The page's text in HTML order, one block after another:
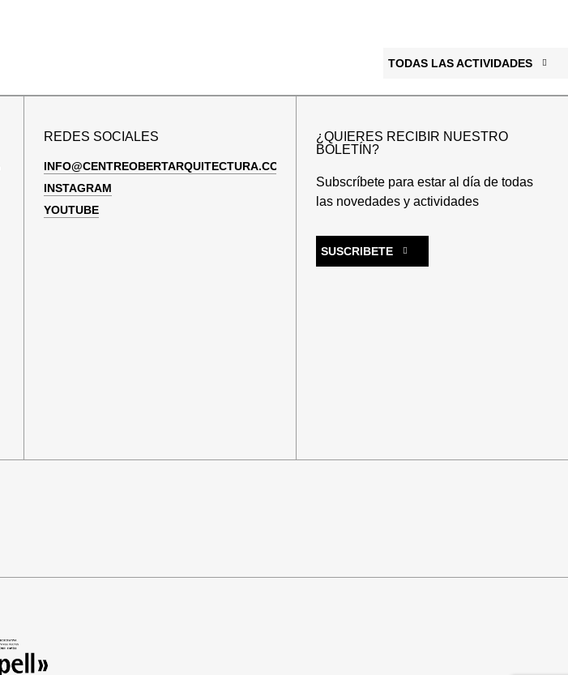
TODAS LAS ACTIVIDADES
REDES SOCIALES
INFO@CENTREOBERTARQUITECTURA.COM
INSTAGRAM
YOUTUBE
¿QUIERES RECIBIR NUESTRO
BOLETÍN?
Subscríbete para estar al día de todas
las novedades y actividades
SUSCRIBETE